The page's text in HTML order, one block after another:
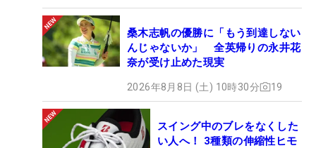
桑木志帆の優勝に「もう到達しない
んじゃないか」 全英帰りの永井花
奈が受け止めた現実
2026年8月8日 (土) 10時30分 19
スイング中のブレをなくした
い人へ！ 3種類の伸縮性ヒモ